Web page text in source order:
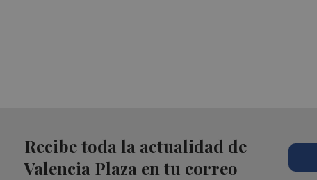
Recibe toda la actualidad de
Valencia Plaza en tu correo